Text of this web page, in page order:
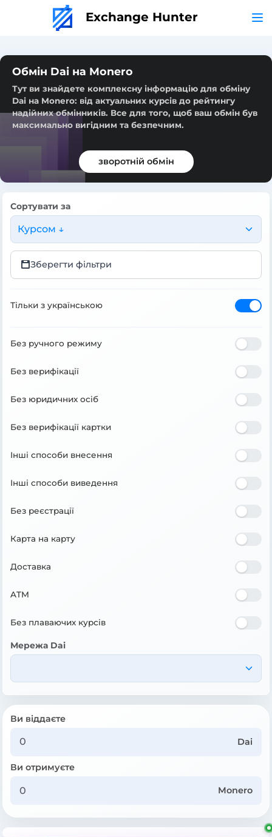
Exchange Hunter
Обмін Dai на Monero
Тут ви знайдете комплексну інформацію для обміну
Dai на Monero: від актуальних курсів до рейтингу
надійних обмінників. Все для того, щоб ваш обмін був
максимально вигідним та безпечним.
зворотній обмін
Сортувати за
Курсом ↓
Зберегти фільтри
Тільки з українською
Без ручного режиму
Без верифікації
Без юридичних осіб
Без верифікації картки
Інші способи внесення
Інші способи виведення
Без реєстрації
Карта на карту
Доставка
ATM
Без плаваючих курсів
Мережа Dai
Ви віддаєте
Dai
Ви отримуєте
Monero